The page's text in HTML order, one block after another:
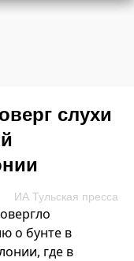
слухи
ИА Тульская пресса
о бунте в
где в